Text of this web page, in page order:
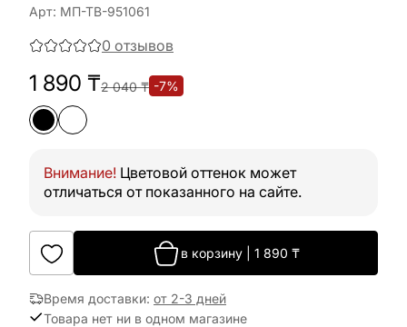
Арт: МП-ТВ-951061
0 отзывов
1 890 ₸2 040₸ -7%
Внимание! Цветовой оттенок может
отличаться от показанного на сайте.
в корзину 1 890 ₸
Время доставки: от 2-3 дней
Товара нет ни в одном магазине